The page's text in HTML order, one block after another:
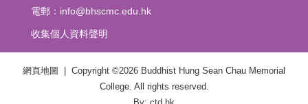
電郵： info@bhscmc.edu.hk
收集個人資料聲明
網頁地圖 | Copyright ©2026 Buddhist Hung Sean Chau Memorial
College. All rights reserved.